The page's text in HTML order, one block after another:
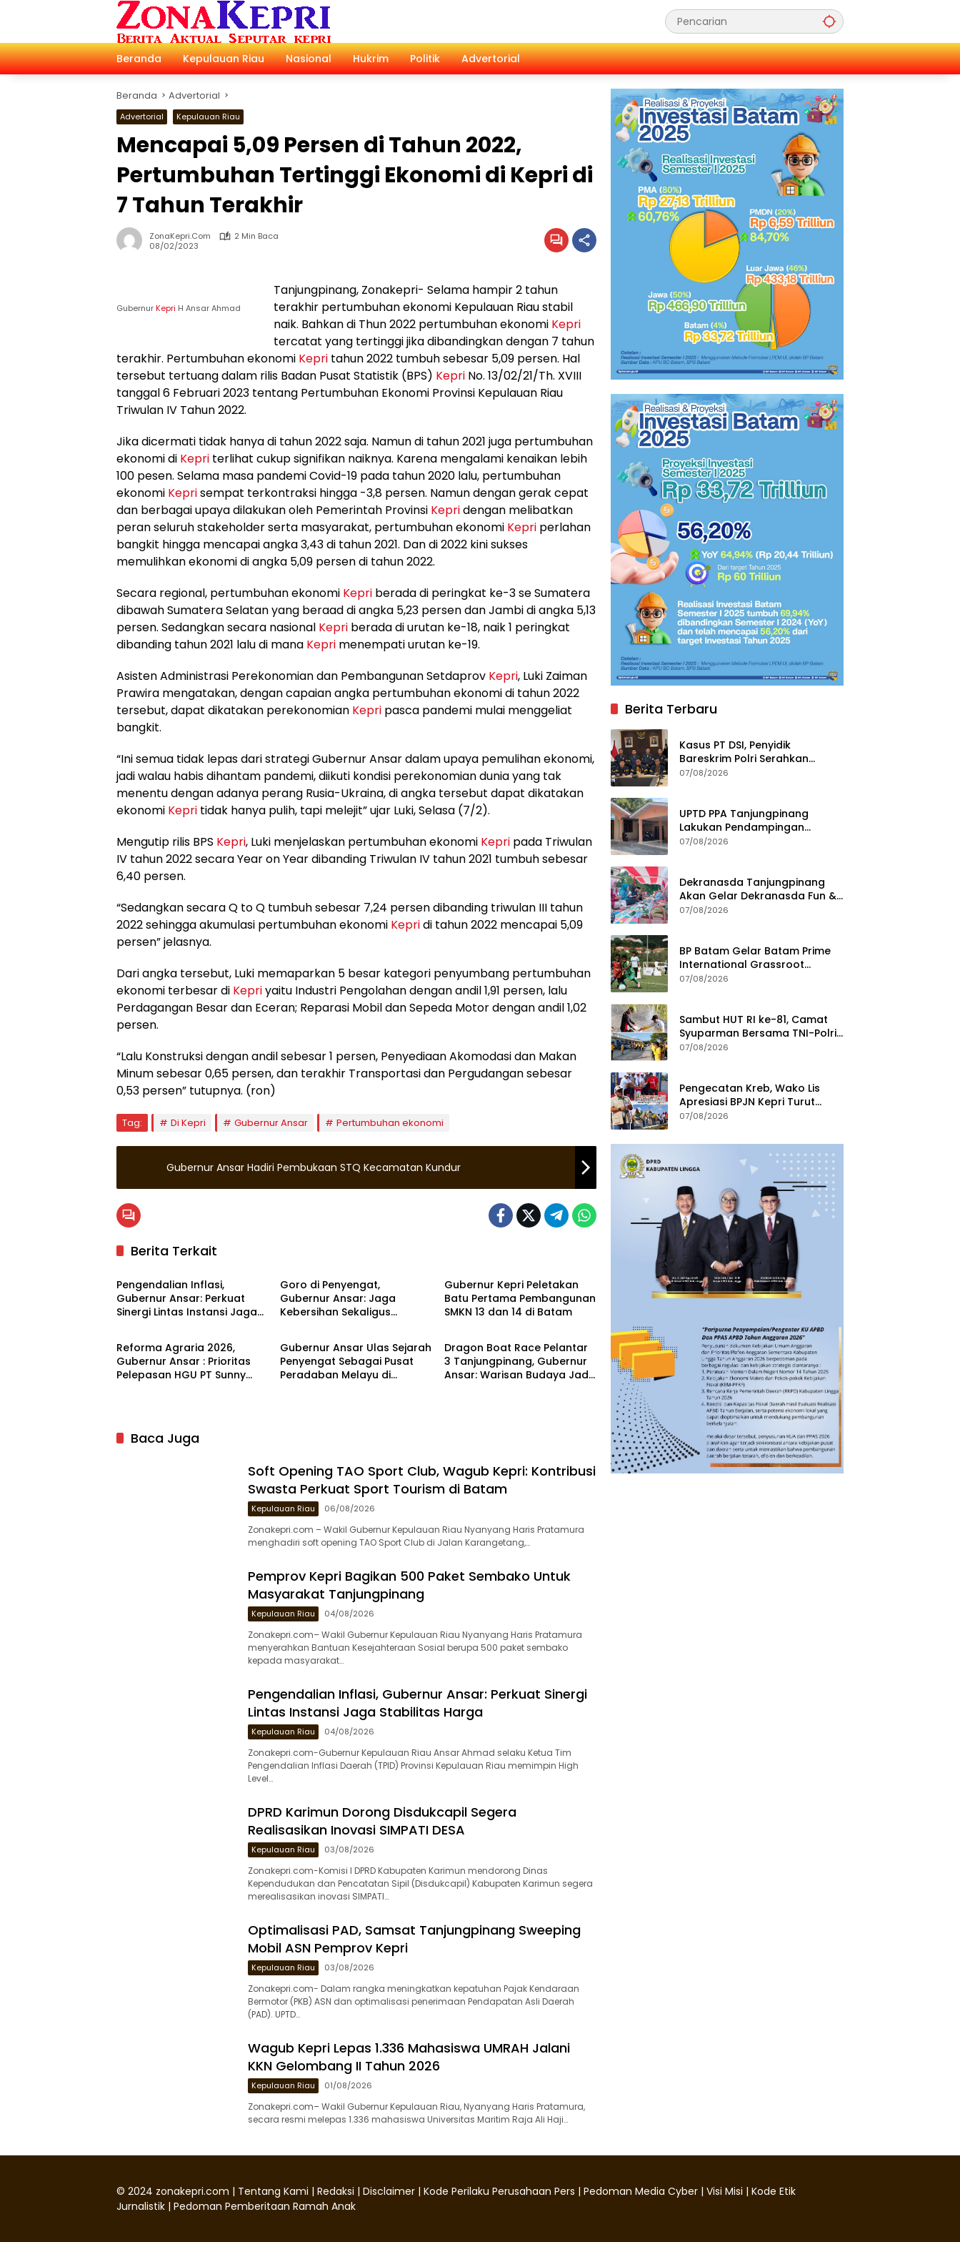
Beranda
Kepulauan Riau Nasional Hukrim Politik Advertorial
Beranda Advertorial
Advertorial Kepulauan Riau
Mencapai 5,09 Persen di Tahun 2022,
Pertumbuhan Tertinggi Ekonomi di Kepri di
7 Tahun Terakhir
ZonaKepri.com
2 Min Baca
08/02/2023
GubernurKepri H Ansar Ahmad
Tanjungpinang, Zonakepri- Selama hampir 2 tahun
terakhir pertumbuhan ekonomi Kepulauan Riau stabil
naik. Bahkan di Thun 2022 pertumbuhan ekonomi Kepri
tercatat yang tertinggi jika dibandingkan dengan 7 tahun
terakhir. Pertumbuhan ekonomi Kepri tahun 2022 tumbuh sebesar 5,09 persen. Hal
tersebut tertuang dalam rilis Badan Pusat Statistik (BPS) Kepri No. 13/02/21/Th. XVIII
tanggal 6 Februari 2023 tentang Pertumbuhan Ekonomi Provinsi Kepulauan Riau
Triwulan IV Tahun 2022.
Jika dicermati tidak hanya di tahun 2022 saja. Namun di tahun 2021 juga pertumbuhan
ekonomi di Kepri terlihat cukup signifikan naiknya. Karena mengalami kenaikan lebih
100 pesen. Selama masa pandemi Covid-19 pada tahun 2020 lalu, pertumbuhan
ekonomi Keprisempat terkontraksi hingga -3,8 persen. Namun dengan gerak cepat
dan berbagai upaya dilakukan oleh Pemerintah Provinsi Kepridengan melibatkan
peran seluruh stakeholder serta masyarakat, pertumbuhan ekonomi Kepri perlahan
bangkit hingga mencapai angka 3,43 di tahun 2021. Dan di 2022 kini sukses
memulihkan ekonomi di angka 5,09 persen di tahun 2022.
Secara regional, pertumbuhan ekonomi Kepri berada di peringkat ke-3 se Sumatera
dibawah Sumatera Selatan yang beraad di angka 5,23 persen dan Jambi di angka 5,13
persen. Sedangkan secara nasional Kepri berada di urutan ke-18, naik 1 peringkat
dibanding tahun 2021 lalu di mana Kepri menempati urutan ke-19.
Asisten Administrasi Perekonomian dan Pembangunan Setdaprov Kepri, Luki Zaiman
Prawira mengatakan, dengan capaian angka pertumbuhan ekonomi di tahun 2022
tersebut, dapat dikatakan perekonomian Kepri pasca pandemi mulai menggeliat
bangkit.
“Ini semua tidak lepas dari strategi Gubernur Ansar dalam upaya pemulihan ekonomi,
jadi walau habis dihantam pandemi, diikuti kondisi perekonomian dunia yang tak
menentu dengan adanya perang Rusia-Ukraina, di angka tersebut dapat dikatakan
ekonomi Kepri tidak hanya pulih, tapi melejit” ujar Luki, Selasa (7/2).
Mengutip rilis BPS Kepri, Luki menjelaskan pertumbuhan ekonomi Kepri pada Triwulan
IV tahun 2022 secara Year on Year dibanding Triwulan IV tahun 2021 tumbuh sebesar
6,40 persen.
“Sedangkan secara Q to Q tumbuh sebesar 7,24 persen dibanding triwulan III tahun
2022 sehingga akumulasi pertumbuhan ekonomi Kepridi tahun 2022 mencapai 5,09
persen” jelasnya.
Dari angka tersebut, Luki memaparkan 5 besar kategori penyumbang pertumbuhan
ekonomi terbesar di Kepriyaitu Industri Pengolahan dengan andil 1,91 persen, lalu
Perdagangan Besar dan Eceran; Reparasi Mobil dan Sepeda Motor dengan andil 1,02
persen.
“Lalu Konstruksi dengan andil sebesar 1 persen, Penyediaan Akomodasi dan Makan
Minum sebesar 0,65 persen, dan terakhir Transportasi dan Pergudangan sebesar
0,53 persen” tutupnya. (ron)
Tag: Di Kepri Gubernur Ansar Pertumbuhan ekonomi
Gubernur Ansar Hadiri Pembukaan STQ Kecamatan Kundur
Berita Terkait
Kepulauan Riau
Pengendalian Inflasi,
Gubernur Ansar: Perkuat
Sinergi Lintas Instansi Jaga
Goro di Penyengat,
Gubernur Ansar: Jaga
Kebersihan Sekaligus
Gubernur Kepri Peletakan
Batu Pertama Pembangunan
SMKN 13 dan 14 di Batam
Kepulauan Riau
Reforma Agraria 2026,
Gubernur Ansar : Prioritas
Pelepasan HGU PT Sunny
Kepulauan Riau
Gubernur Ansar Ulas Sejarah
Penyengat Sebagai Pusat
Peradaban Melayu di
Kepulauan Riau
Dragon Boat Race Pelantar
3 Tanjungpinang, Gubernur
Ansar: Warisan Budaya Jadi
Baca Juga
Soft Opening TAO Sport Club, Wagub Kepri: Kontribusi
Swasta Perkuat Sport Tourism di Batam
Kepulauan Riau 06/08/2026
Zonakepri.com – Wakil Gubernur Kepulauan Riau Nyanyang Haris Pratamura
menghadiri soft opening TAO Sport Club di Jalan Karangetang,…
Pemprov Kepri Bagikan 500 Paket Sembako Untuk
Masyarakat Tanjungpinang
Kepulauan Riau 04/08/2026
Zonakepri.com– Wakil Gubernur Kepulauan Riau Nyanyang Haris Pratamura
menyerahkan Bantuan Kesejahteraan Sosial berupa 500 paket sembako
kepada masyarakat…
Pengendalian Inflasi, Gubernur Ansar: Perkuat Sinergi
Lintas Instansi Jaga Stabilitas Harga
Kepulauan Riau 04/08/2026
Zonakepri.com-Gubernur Kepulauan Riau Ansar Ahmad selaku Ketua Tim
Pengendalian Inflasi Daerah (TPID) Provinsi Kepulauan Riau memimpin High
Level…
DPRD Karimun Dorong Disdukcapil Segera
Realisasikan Inovasi SIMPATI DESA
Kepulauan Riau 03/08/2026
Zonakepri.com-Komisi I DPRD Kabupaten Karimun mendorong Dinas
Kependudukan dan Pencatatan Sipil (Disdukcapil) Kabupaten Karimun segera
merealisasikan inovasi SIMPATI…
Optimalisasi PAD, Samsat Tanjungpinang Sweeping
Mobil ASN Pemprov Kepri
Kepulauan Riau 03/08/2026
Zonakepri.com- Dalam rangka meningkatkan kepatuhan Pajak Kendaraan
Bermotor (PKB) ASN dan optimalisasi penerimaan Pendapatan Asli Daerah
(PAD). UPTD…
Wagub Kepri Lepas 1.336 Mahasiswa UMRAH Jalani
KKN Gelombang II Tahun 2026
Kepulauan Riau 01/08/2026
Zonakepri.com– Wakil Gubernur Kepulauan Riau, Nyanyang Haris Pratamura,
secara resmi melepas 1.336 mahasiswa Universitas Maritim Raja Ali Haji…
Berita Terbaru
Kasus PT DSI, Penyidik
Bareskrim Polri Serahkan
Berkas dan Tersangka AS ke
07/08/2026
UPTD PPA Tanjungpinang
Lakukan Pendampingan
Intensif Siswi SMP Korban
07/08/2026
Dekranasda Tanjungpinang
Akan Gelar Dekranasda Fun &
Run 2026 di Kawasan Gedung
07/08/2026
BP Batam Gelar Batam Prime
International Grassroot
Football Festival 2026
07/08/2026
Sambut HUT RI ke-81, Camat
Syuparman Bersama TNI-Polri
dan Instansi Goro di Pantai
07/08/2026
Pengecatan Kreb, Wako Lis
Apresiasi BPJN Kepri Turut
Jaga Kebersihan dan
07/08/2026
© 2024 zonakepri.com | Tentang Kami | Redaksi | Disclaimer | Kode Perilaku Perusahaan Pers | Pedoman Media Cyber | Visi Misi | Kode Etik
Jurnalistik | Pedoman Pemberitaan Ramah Anak